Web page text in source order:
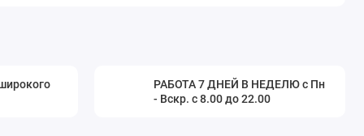
РАБОТА 7 ДНЕЙ В НЕДЕЛЮ с Пн
- Вскр. с 8.00 до 22.00